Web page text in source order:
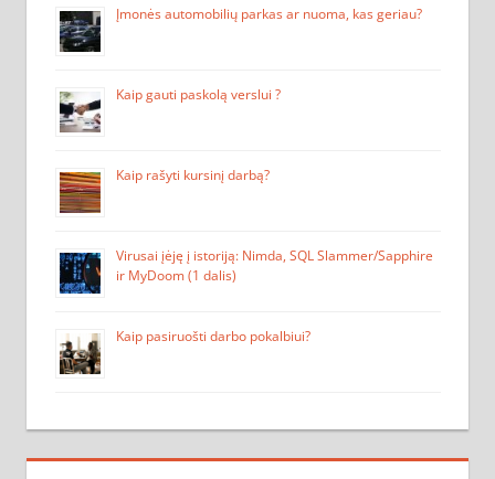
Įmonės automobilių parkas ar nuoma, kas geriau?
Kaip gauti paskolą verslui ?
Kaip rašyti kursinį darbą?
Virusai įėję į istoriją: Nimda, SQL Slammer/Sapphire
ir MyDoom (1 dalis)
Kaip pasiruošti darbo pokalbiui?